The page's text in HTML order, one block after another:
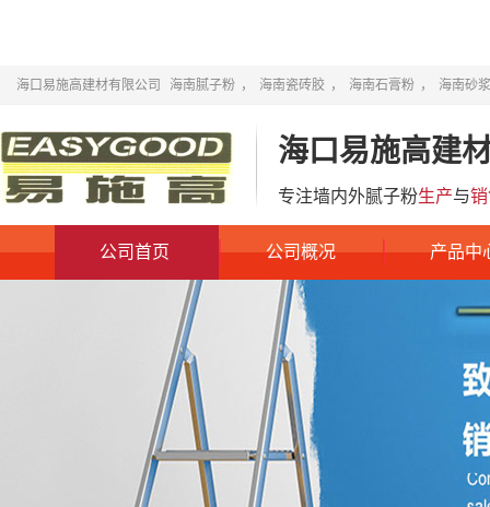
海口易施高建材有限公司 海南腻子粉 ， 海南瓷砖胶 ， 海南石膏粉 ， 海南砂浆
海口易施高建
专注墙内外腻子粉生产与
公司首页 公司概况 产品中